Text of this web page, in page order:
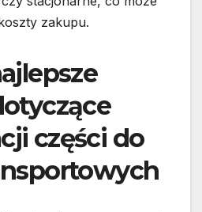
zakupu.
części do